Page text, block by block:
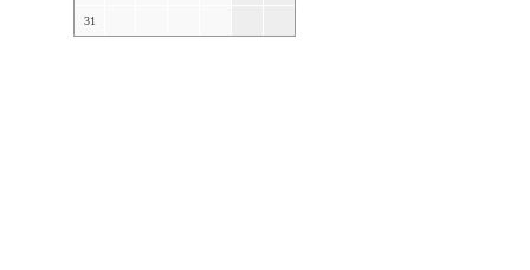
31